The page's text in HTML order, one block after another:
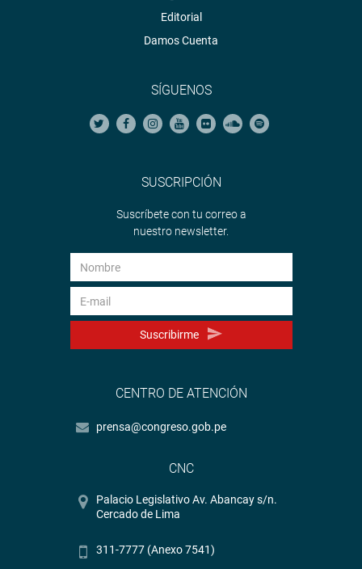
Editorial
Damos Cuenta
SÍGUENOS
SUSCRIPCIÓN
Suscríbete con tu correo a
nuestro newsletter.
Suscribirme
CENTRO DE ATENCIÓN
prensa@congreso.gob.pe
CNC
Palacio Legislativo Av. Abancay s/n.
Cercado de Lima
311-7777 (Anexo 7541)